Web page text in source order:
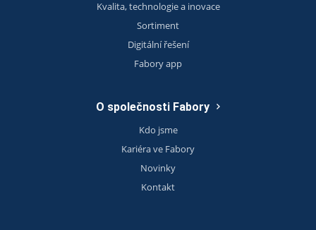
Kvalita, technologie a inovace
Sortiment
Digitální řešení
Fabory app
O společnosti Fabory
Kdo jsme
Kariéra ve Fabory
Novinky
Kontakt